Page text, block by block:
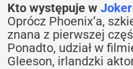
Kto występuje w
Oprócz Phoenix’a,
znana z pierwszej
Ponadto, udział w
Gleeson, irlandzki